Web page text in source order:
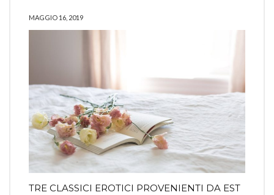
MAGGIO 16, 2019
TRE CLASSICI EROTICI PROVENIENTI DA EST